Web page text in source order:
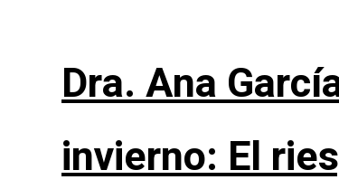
Dra. Ana
invierno: El